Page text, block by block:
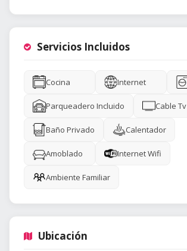
Servicios Incluidos
Cocina Internet
Parqueadero Incluido Cable Tv
Baño Privado Calentador
Amoblado Internet Wifi
Ambiente Familiar
Ubicación